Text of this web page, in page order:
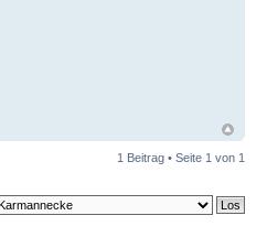
1 Beitrag • Seite 1 von 1